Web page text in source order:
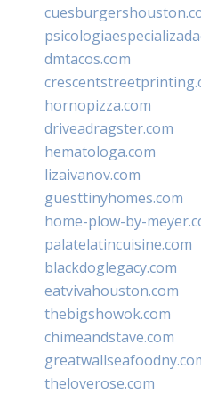
dmtacos.com
hornopizza.com
driveadragster.com
hematologa.com
lizaivanov.com
guesttinyhomes.com
home-plow-by-
palatelatincuisine.com
blackdoglegacy.com
eatvivahouston.com
thebigshowok.com
chimeandstave.com
theloverose.com